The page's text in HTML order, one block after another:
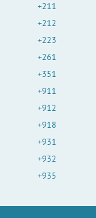
+211
+212
+223
+261
+351
+911
+912
+918
+931
+932
+935